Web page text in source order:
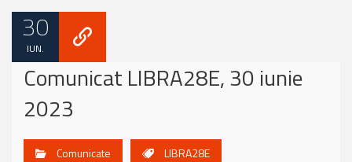
30
IUN.
Comunicat LIBRA28E, 30 iunie
2023
Comunicate LIBRA28E